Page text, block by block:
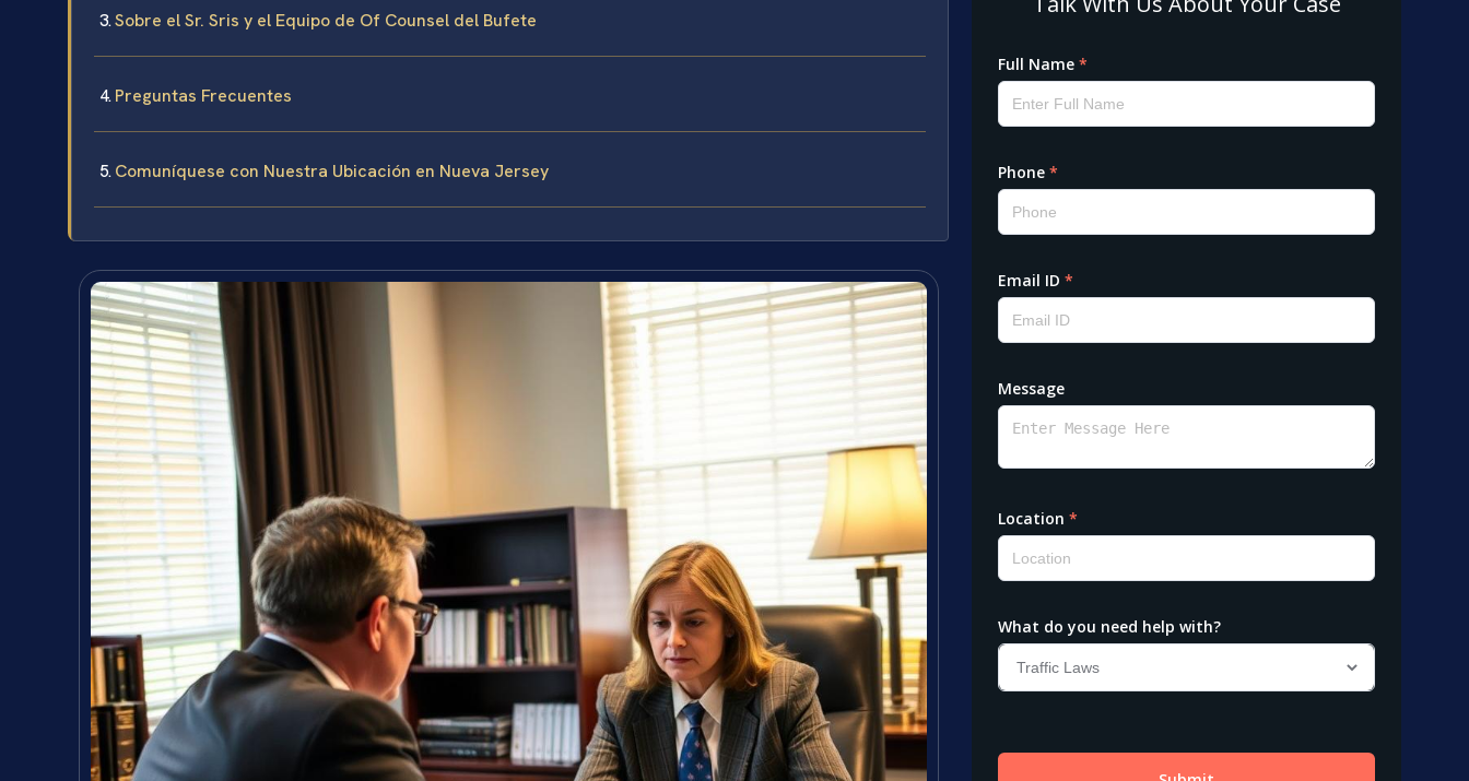
Sobre el Sr. Sris y el Equipo de Of Counsel del Bufete
Preguntas Frecuentes
Comuníquese con Nuestra Ubicación en Nueva Jersey